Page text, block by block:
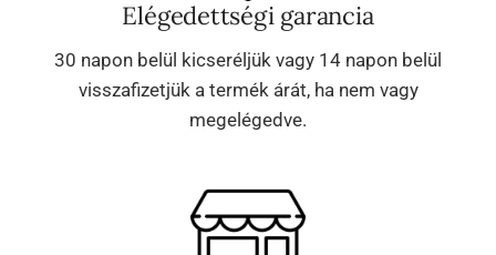
Elégedettségi garancia
30 napon belül kicseréljük vagy 14 napon belül
visszafizetjük a termék árát, ha nem vagy
megelégedve.